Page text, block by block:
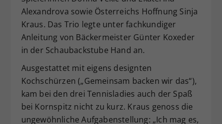
Alexandrova sowie Österreichs Hoffnung Sinja
Kraus. Das Trio legte unter fachkundiger
Anleitung von Bäckermeister Günter Koxeder
in der Schaubackstube Hand an.
Ausgestattet mit eigens designten
Kochschürzen („Gemeinsam backen wir das“),
kam bei den drei Tennisladies auch der Spaß
bei Kornspitz nicht zu kurz. Kraus genoss die
ungewöhnliche Aufgabenstellung: „Ich mag es,